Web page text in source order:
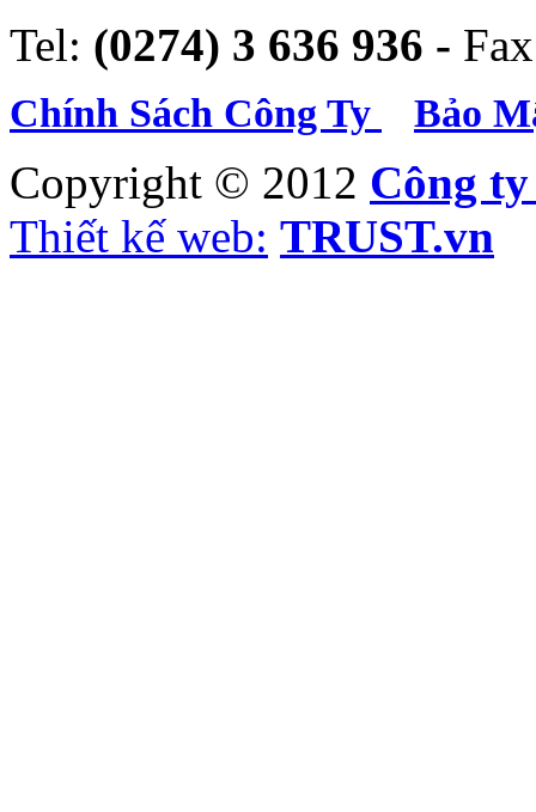
Tel: (0274) 3 636 936 -
Chính Sách Công Ty Bảo
Copyright © 2012 Công
Thiết kế web: TRUST.vn